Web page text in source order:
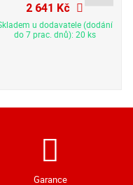
2 641 Kč
u dodavatele (dodání
do 7 prac. dnů): 20 ks
Garance